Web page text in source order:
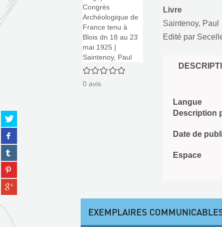
Partager
sur
twitter
(Nouvelle
fenêtre)
Partager
sur
facebook
(Nouvelle
fenêtre)
Partager
sur
tumblr
(Nouvelle
fenêtre)
Partager
sur
pinterest
(Nouvelle
Partager
sur
0/5
0 avis
Livre
Saintenoy, Paul
Edité par
Langue
Description
Date de
Espace
EXEMPLAIRES